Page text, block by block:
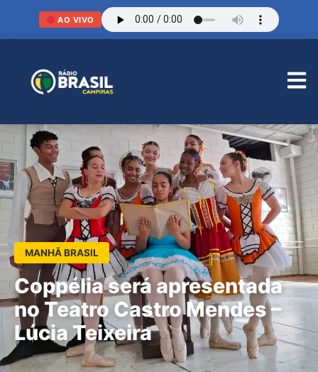
AO VIVO
MANHÃ BRASIL
Coppélia será apresentada
no Teatro Castro Mendes –
Lúcia Teixeira